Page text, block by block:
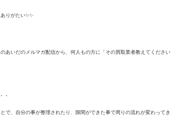
りがたい✨✨
あいだのメルマガ配信から、何人もの方に「その買取業者教えてくださ
。
で、自分の事が整理されたり、 隙間ができた事で周りの流れが変わって